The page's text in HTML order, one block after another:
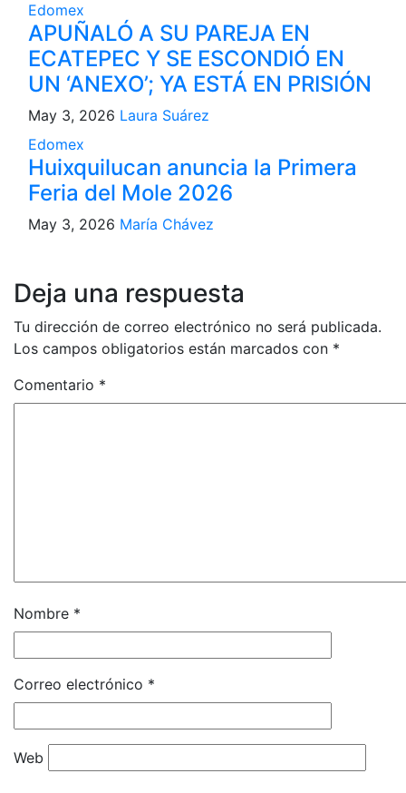
Edomex
APUÑALÓ A SU PAREJA EN
ECATEPEC Y SE ESCONDIÓ EN
UN ‘ANEXO’; YA ESTÁ EN PRISIÓN
May 3, 2026 Laura Suárez
Edomex
Huixquilucan anuncia la Primera
Feria del Mole 2026
May 3, 2026 María Chávez
Deja una respuesta
Tu dirección de correo electrónico no será publicada.
Los campos obligatorios están marcados con *
Comentario *
Nombre *
Correo electrónico *
Web